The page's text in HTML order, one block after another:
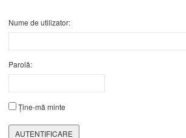
Nume de utilizator:
Parolă:
Ține-mă minte
AUTENTIFICARE